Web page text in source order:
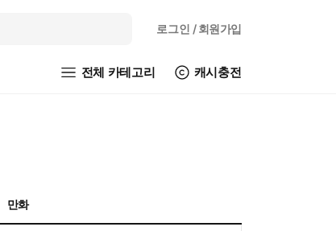
로그인 / 회원가입
전체 카테고리 캐시충전
만화